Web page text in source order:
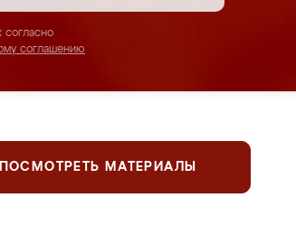
согласно
соглашению
ПОСМОТРЕТЬ МАТЕРИАЛЫ